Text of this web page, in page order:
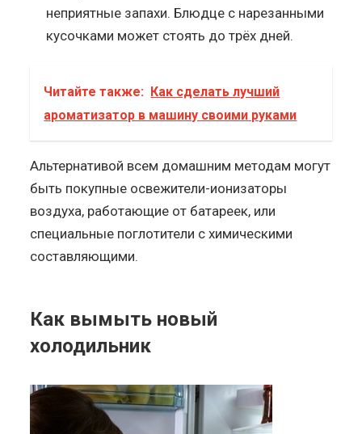
неприятные запахи. Блюдце с нарезанными
кусочками может стоять до трёх дней.
Читайте также: Как сделать лучший
ароматизатор в машину своими руками
Альтернативой всем домашним методам могут
быть покупные освежители-ионизаторы
воздуха, работающие от батареек, или
специальные поглотители с химическими
составляющими.
Как вымыть новый
холодильник